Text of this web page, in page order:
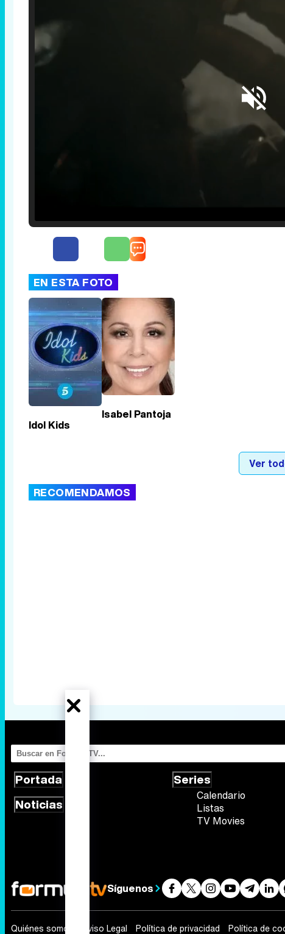
EN ESTA FOTO
Idol Kids
Isabel Pantoja
Ver
RECOMENDAMOS
Portada
Noticias
Series
Calendario
Listas
TV Movies
Síguenos
Quiénes somos Aviso Legal Política de privacidad Política de